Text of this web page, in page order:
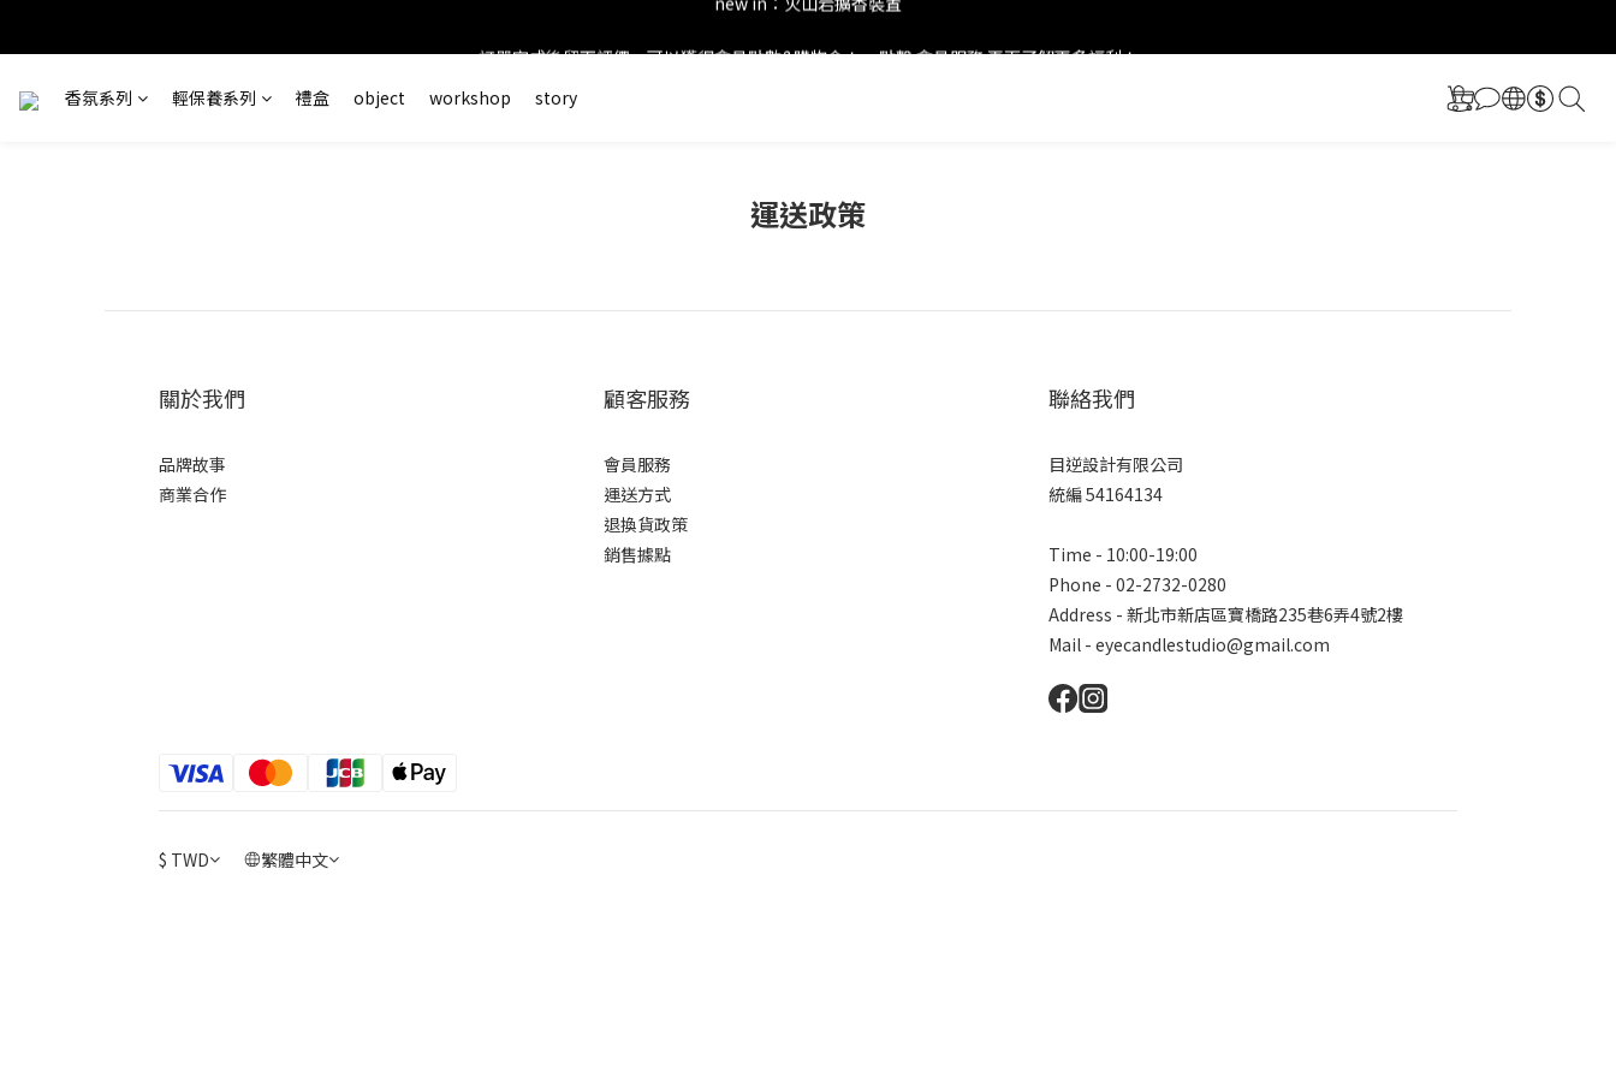
訂單完成後留下評價，可以獲得會員點數&購物金！     點擊 會員服務 頁面了解更多福利！
＊ 新舊會員登錄享有$50元購物金與免運優惠 ＊           點擊 會員服務 頁面了解更多福利！
香氛系列 輕保養系列 禮盒 object workshop story
運送政策
關於我們
品牌故事
商業合作
顧客服務
會員服務
運送方式
退換貨政策
銷售據點
聯絡我們
目逆設計有限公司
統編 54164134
Time - 10:00-19:00
Phone - 02-2732-0280
Address - 新北市新店區寶橋路235巷6弄4號2樓
Mail - eyecandlestudio@gmail.com
$ TWD 繁體中文